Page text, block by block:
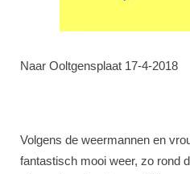
Naar Ooltgensplaat 17-4-2018
Volgens de weermannen en
fantastisch mooi weer, zo rond